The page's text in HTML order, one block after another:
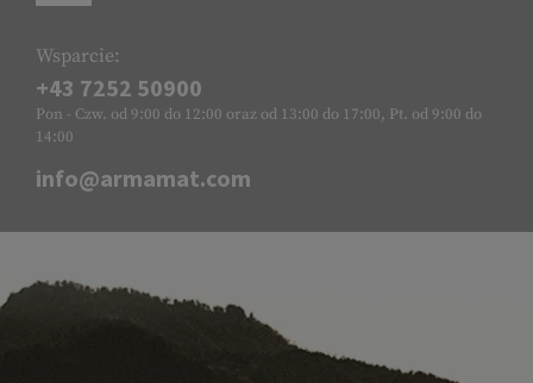
Wsparcie:
+43 7252 50900
Pon - Czw. od 9:00 do 12:00 oraz od 13:00 do 17:00, Pt. od 9:00 do
14:00
info@armamat.com